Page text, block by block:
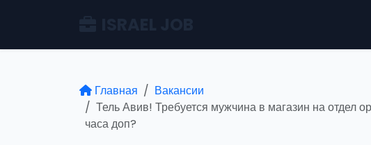
Главная
Вакансии
Тель Авив! Требуется мужчина в магазин на отдел
часа доп?